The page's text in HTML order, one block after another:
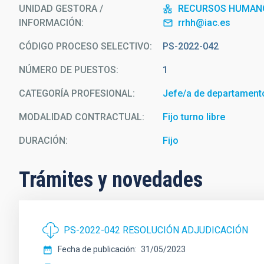
UNIDAD GESTORA /
INFORMACIÓN
RECURSOS
rrhh@iac.es
CÓDIGO PROCESO SELECTIVO PS-2022-042
NÚMERO DE PUESTOS 1
CATEGORÍA PROFESIONAL Jefe/a de
MODALIDAD CONTRACTUAL Fijo turno libre
DURACIÓN Fijo
Trámites y novedades
PS-2022-042 RESOLUCIÓN ADJUDICACIÓN
Fecha de publicación
31/05/2023